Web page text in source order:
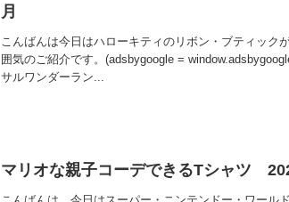
月
こんばんは今日はハローキティのリボン・ブティック
囲気のご紹介です。(adsbygoogle =
サルワンダーラン...
マリオな親子コーデできるTシャツ